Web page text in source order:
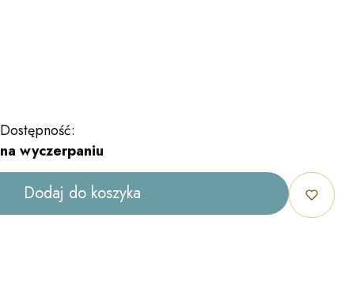
Dostępność:
na wyczerpaniu
Dodaj do koszyka